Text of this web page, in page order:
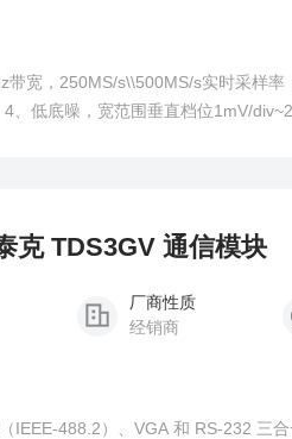
s实时采样率； 2、2个模拟通道，存储深度25kpts 3、波形捕获率
克 TDS3GV 通信模块
厂商性质
经销商
、VGA 和 RS-232 三合一接口。 TDS3GV 通信模块 □ GPIB（